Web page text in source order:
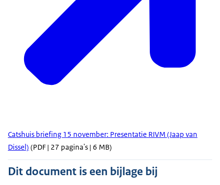
Catshuis briefing 15 november: Presentatie RIVM (Jaap van
Dissel) (PDF | 27 pagina's | 6 MB)
Dit document is een bijlage bij